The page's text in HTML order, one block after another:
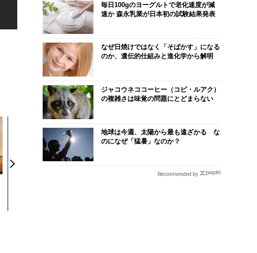
〈7.25(土)開催〉5年後
のキャリアに「戦略」は
あるか。トップエグゼク
ティブのキャリアに触れ
伝統を礎に、未来を再定
義する 125年企業BAT
が挑むスモークレスな未
“泊まる”を超
パシオが描く
毎日100gのヨーグルトで老化速度が減
速か 森永乳業が日本初の試験結果発表
なぜ日焼けではなく「そばかす」になる
のか、遺伝的仕組みと進化学から解明
ジャコウネココーヒー（コピ・ルアク）
の複雑さは味覚の問題にとどまらない
地球は今週、太陽から最も遠ざかる な
のになぜ「猛暑」なのか？
Recommended by